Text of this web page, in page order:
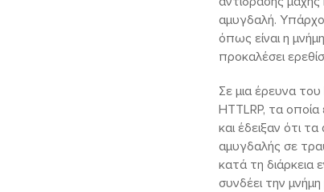
αμυγδαλή.
όπως είναι η
προκαλέσει
Σε μια έρευνα
HTTLRP, τα
και έδειξαν ότι
αμυγδαλής σε
κατά τη διάρκεια
συνδέει την